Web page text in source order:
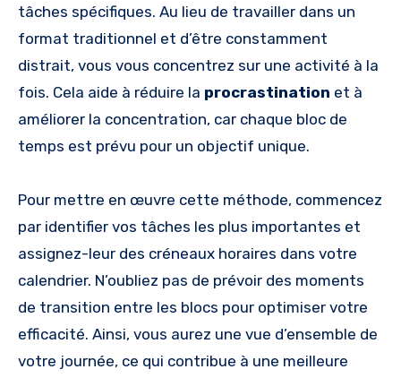
tâches spécifiques. Au lieu de travailler dans un
format traditionnel et d’être constamment
distrait, vous vous concentrez sur une activité à la
fois. Cela aide à réduire la procrastination et à
améliorer la concentration, car chaque bloc de
temps est prévu pour un objectif unique.
Pour mettre en œuvre cette méthode, commencez
par identifier vos tâches les plus importantes et
assignez-leur des créneaux horaires dans votre
calendrier. N’oubliez pas de prévoir des moments
de transition entre les blocs pour optimiser votre
efficacité. Ainsi, vous aurez une vue d’ensemble de
votre journée, ce qui contribue à une meilleure